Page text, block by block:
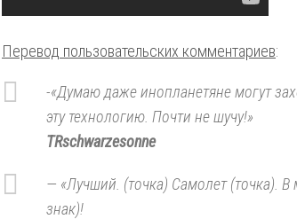
Перевод пользовательских комментариев:
-«Думаю даже инопланетяне могут
эту технологию. Почти не шучу!»
TRschwarzesonne
— «Лучший. (точка) Самолет (точка).
знак)!